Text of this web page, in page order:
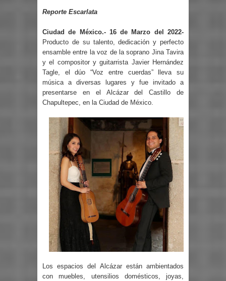
Reporte Escarlata
Ciudad de México.- 16 de Marzo del 2022-
Producto de su talento, dedicación y perfecto
ensamble entre la voz de la soprano Jina Tavira
y el compositor y guitarrista Javier Hernández
Tagle, el dúo “Voz entre cuerdas” lleva su
música a diversas lugares y fue invitado a
presentarse en el Alcázar del Castillo de
Chapultepec, en la Ciudad de México.
Los espacios del Alcázar están ambientados
con muebles, utensilios domésticos, joyas,